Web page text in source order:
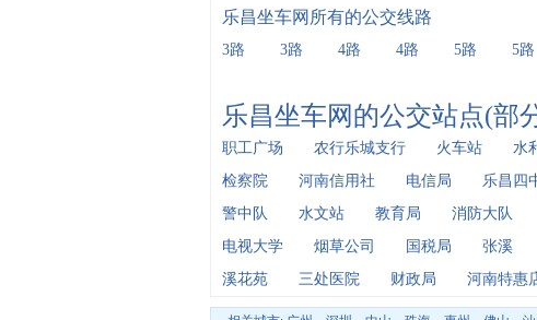
乐昌坐车网所有的公交线路
3路 3路 4路 4路 5路 5路
乐昌坐车网的公交站点(部
职工广场 农行乐城支行 火车站 水
检察院
河南信用社 电信局 乐昌四
警中队
水文站 教育局 消防大队
电视大学
烟草公司 国税局 张溪
溪花苑
三处医院 财政局 河南特惠